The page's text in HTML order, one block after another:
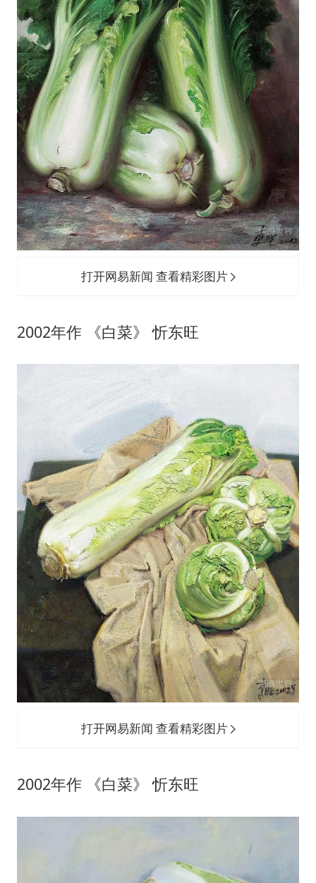
打开网易新闻 查看精彩图片
2002年作 《白菜》 忻东旺
打开网易新闻 查看精彩图片
2002年作 《白菜》 忻东旺